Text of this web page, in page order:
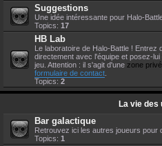
Suggestions
Une idée intéressante pour Halo-
Topics: 17
HB Lab
Le laboratoire de Halo-Battle !
directement avec l'équipe et posez-
jeu. Attention : il s'agit d'une zone
formulaire de contact
Topics: 2
La vie des
Bar galactique
Retrouvez ici les autres joueurs pour
Topics: 1